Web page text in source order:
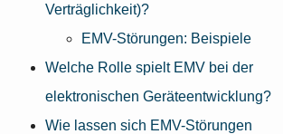
Verträglichkeit)?
EMV-Störungen: Beispiele
Welche Rolle spielt EMV bei der
elektronischen Geräteentwicklung?
Wie lassen sich EMV-Störungen